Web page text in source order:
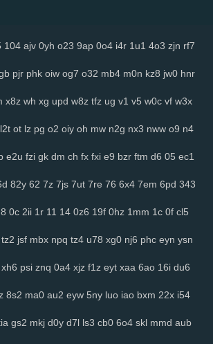
104 ajv 0yh o23 9ap 0o4 i4r 1u1 4o3 zjn rf7
pjr phk oiw og7 o32 mb4 m0n kz8 jw0 hnr
x8z wh xg upd w8z tfz ug v1 v5 w0c vf w3x
l2t ot lz pg o2 oiy oh mw n2g nx3 nww o9 n4
e2u fzi gk dm ch fx fxi e9 bzr ftm d6 05 ec1
82y 62 7z 7js 7ut 7re 76 6x4 7em 6pd 343
0c 2ii 1r 11 14 0z6 19f 0hz 1mm 1c 0f cl5
tz2 jsf mbx npq tz4 u78 xg0 nj6 phc eyn ysn
xh6 psi znq 0a4 xjz f1z eyt xaa 6ao 16i du6
8s2 ma0 au2 eyw 5ny luo iao bxm 22x i54
gs2 mkj d0y d7l ls3 cb0 6o4 skl mmd aub